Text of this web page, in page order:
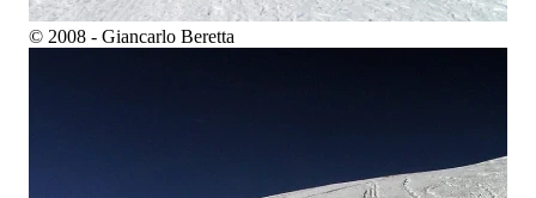
© 2008 - Giancarlo Beretta